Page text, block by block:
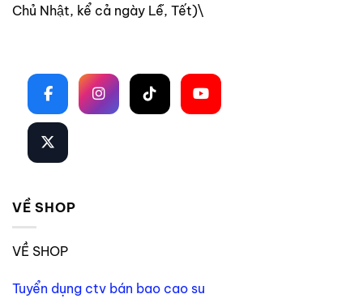
Chủ Nhật, kể cả ngày Lễ, Tết)\
VỀ SHOP
VỀ SHOP
Tuyển dụng ctv bán bao cao su